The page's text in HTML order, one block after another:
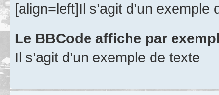
[align=left]Il s’agit d’un exemple
Le BBCode affiche par
Il s’agit d’un exemple de texte